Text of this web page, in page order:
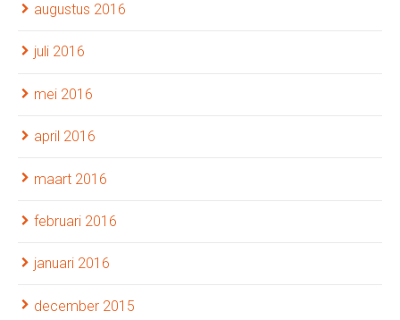
augustus 2016
juli 2016
mei 2016
april 2016
maart 2016
februari 2016
januari 2016
december 2015